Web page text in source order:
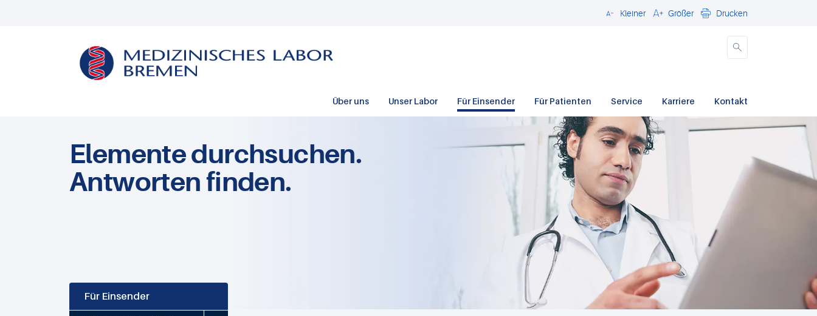
Schließen
Kleiner Größer Drucken
Über uns Unser Labor Für Einsender Für Patienten Service Karriere Kontakt
Elemente durchsuchen.
Antworten finden.
Für Einsender